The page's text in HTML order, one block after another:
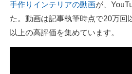
ITの今と未来を見通す
スマホと通信の最新トレンド
手作りインテリアの動画が、
た。動画は記事執筆時点で20万回
以上の高評価を集めています。